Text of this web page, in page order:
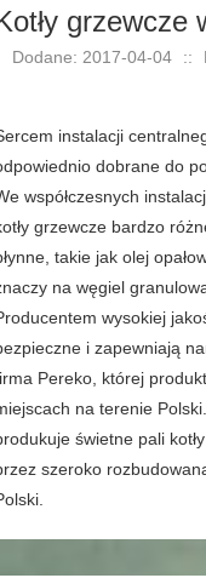
grzewcze
Dodane: 2017-04-04 ::
instalacji
dobrane do
współczesnych
grzewcze bardzo
takie jak olej
na węgiel
wysokiej
i zapewniają
Pereko, której
na terenie
świetne pali
szeroko